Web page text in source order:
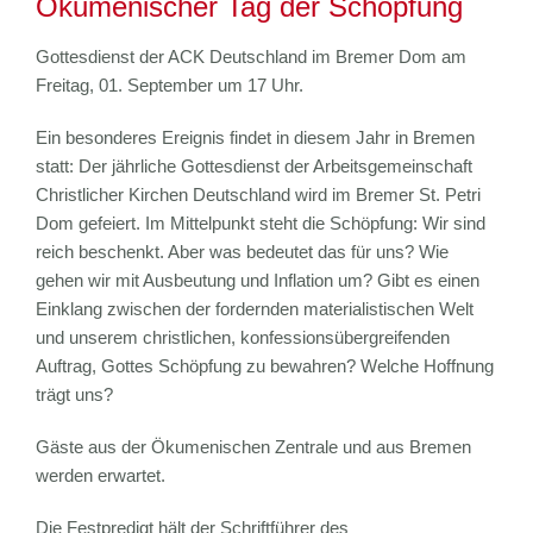
Ökumenischer Tag der Schöpfung
Gottesdienst der ACK Deutschland im Bremer Dom am
Freitag, 01. September um 17 Uhr.
Ein besonderes Ereignis findet in diesem Jahr in Bremen
statt: Der jährliche Gottesdienst der Arbeitsgemeinschaft
Christlicher Kirchen Deutschland wird im Bremer St. Petri
Dom gefeiert. Im Mittelpunkt steht die Schöpfung: Wir sind
reich beschenkt. Aber was bedeutet das für uns? Wie
gehen wir mit Ausbeutung und Inflation um? Gibt es einen
Einklang zwischen der fordernden materialistischen Welt
und unserem christlichen, konfessionsübergreifenden
Auftrag, Gottes Schöpfung zu bewahren? Welche Hoffnung
trägt uns?
Gäste aus der Ökumenischen Zentrale und aus Bremen
werden erwartet.
Die Festpredigt hält der Schriftführer des